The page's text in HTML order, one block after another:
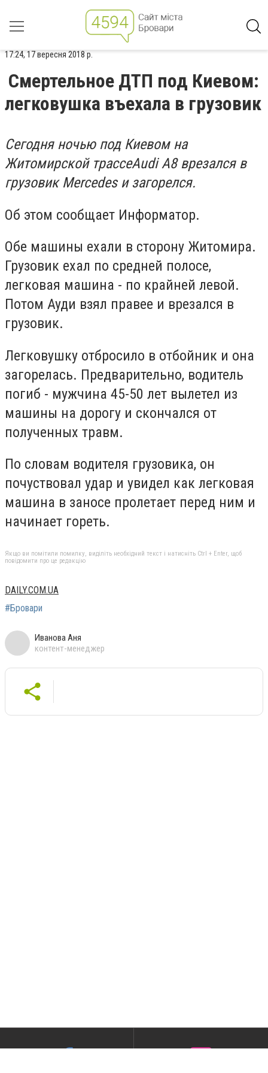
17:24, 17 вересня 2018 р.
Смертельное ДТП под Киевом:
легковушка въехала в грузовик
Сегодня ночью под Киевом на
Житомирской трассеAudi A8 врезался в
грузовик Mercedes и загорелся.
Об этом сообщает Информатор.
Обе машины ехали в сторону Житомира.
Грузовик ехал по средней полосе,
легковая машина - по крайней левой.
Потом Ауди взял правее и врезался в
грузовик.
Легковушку отбросило в отбойник и она
загорелась. Предварительно, водитель
погиб - мужчина 45-50 лет вылетел из
машины на дорогу и скончался от
полученных травм.
По словам водителя грузовика, он
почуствовал удар и увидел как легковая
машина в заносе пролетает перед ним и
начинает гореть.
Якщо ви помітили помилку, виділіть необхідний текст і натисніть Ctrl + Enter, щоб
повідомити про це редакцію
DAILY.COM.UA
#Бровари
Иванова Аня
контент-менеджер